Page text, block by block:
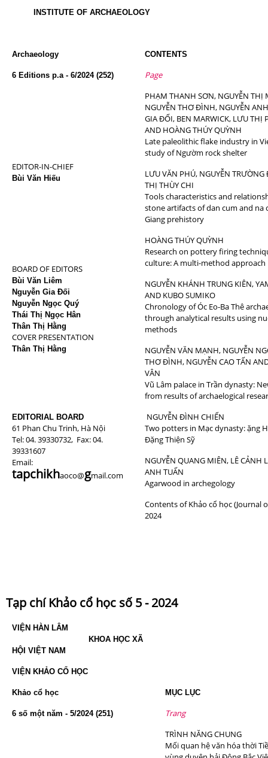
INSTITUTE OF ARCHAEOLOGY
Archaeology CONTENTS
6 Editions p.a - 6/2024 (252) Page
EDITOR-IN-CHIEF
Bùi Văn Hiếu
BOARD OF EDITORS
Bùi Văn Liêm
Nguyễn Gia Đối
Nguyễn Ngọc Quý
Thái Thị Ngọc Hân
Thân Thị Hằng
COVER PRESENTATION
Thân Thị Hằng
EDITORIAL BOARD
61 Phan Chu Trinh, Hà Nội
Tel: 04. 39330732, Fax: 04.
39331607
Email:
tapchikhaoco@gmail.com
PHẠM THANH SƠN, NGUYỄN THỊ
NGUYỄN THƠ ĐÌNH, NGUYỄN
GIA ĐỐI, BEN MARWICK, LƯU THỊ
AND HOÀNG THÚY QUỲNH
Late paleolithic flake industry in
study of Ngườm rock shelter
LƯU VĂN PHÚ, NGUYỄN
THỊ THÙY CHI
Tools characteristics and
stone artifacts of dan cum and na
Giang prehistory
HOÀNG THÚY QUỲNH
Research on pottery firing
culture: A multi-method approach
NGUYỄN KHÁNH TRUNG KIÊN,
AND KUBO SUMIKO
Chronology of Óc Eo-Ba Thê
through analytical results using
methods
NGUYỄN VĂN MẠNH, NGUYỄN
THƠ ĐÌNH, NGUYỄN CAO TẤN
VÂN
Vũ Lâm palace in Trần dynasty:
from results of archaelogical
NGUYỄN ĐÌNH CHIẾN
Two potters in Mạc dynasty: ặng
Đặng Thiện Sỹ
NGUYỄN QUANG MIÊN, LÊ CẢNH
ANH TUẤN
Agarwood in archegology
Contents of Khảo cổ học (Journal
2024
Tạp chí Khảo cổ học số 5 - 2024
VIỆN HÀN LÂM
KHOA HỌC XÃ
HỘI VIỆT NAM
VIỆN KHẢO CỔ HỌC
Khảo cổ học MỤC LỤC
6 số một năm - 5/2024 (251) Trang
TRÌNH NĂNG CHUNG
Mối quan hệ văn hóa thời